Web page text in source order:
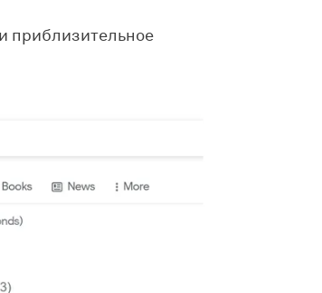
приблизительное